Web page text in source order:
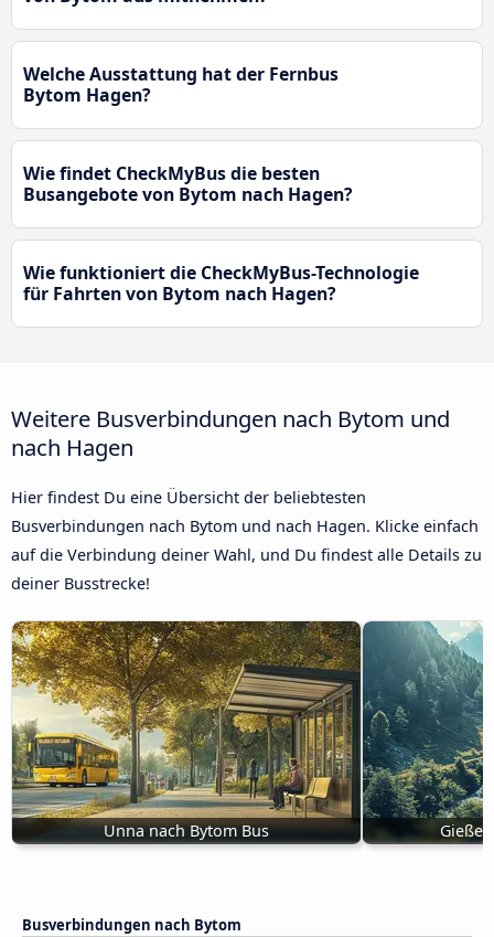
Welche Ausstattung hat der Fernbus
Bytom Hagen?
Wie findet CheckMyBus die besten
Busangebote von Bytom nach Hagen?
Wie funktioniert die CheckMyBus-Technologie
für Fahrten von Bytom nach Hagen?
Weitere Busverbindungen nach Bytom und
nach Hagen
Hier findest Du eine Übersicht der beliebtesten
Busverbindungen nach Bytom und nach Hagen. Klicke einfach
auf die Verbindung deiner Wahl, und Du findest alle Details zu
deiner Busstrecke!
Unna nach Bytom Bus
Busverbindungen nach Bytom